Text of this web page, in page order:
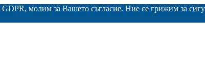
GDPR, молим за Вашето съгласие. Ние се грижим за